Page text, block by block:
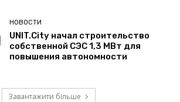
НОВОСТИ
UNIT.City начал строительство
собственной СЭС 1,3 МВт для
повышения автономности
Завантажити більше